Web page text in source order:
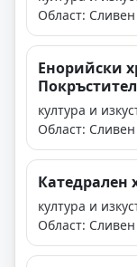
Област: Сливен
Енорийски
култура и
Област: Сливен
Катедрален
култура и
Област: Сливен